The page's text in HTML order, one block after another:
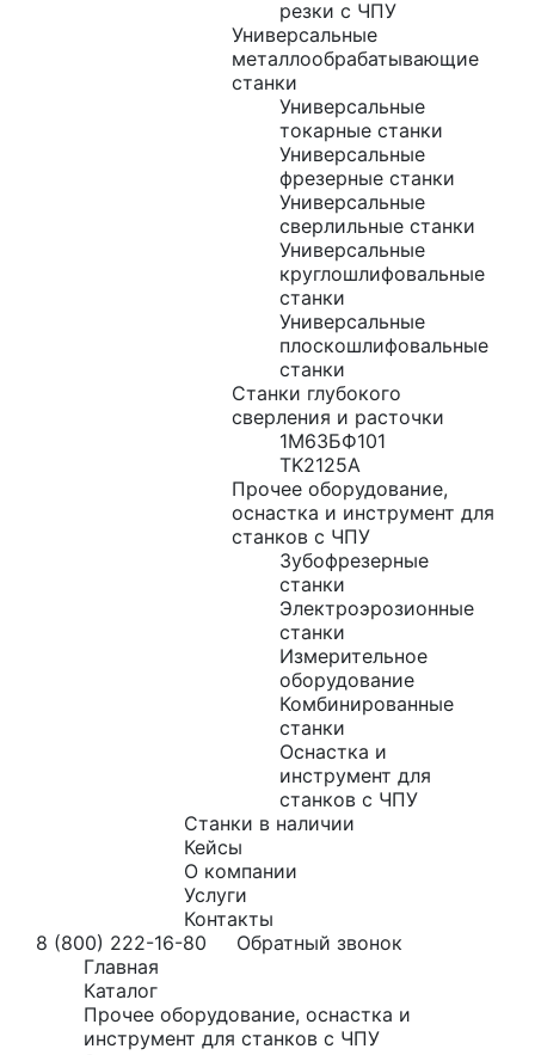
резки с ЧПУ
Универсальные
металлообрабатывающие
станки
Универсальные
токарные станки
Универсальные
фрезерные станки
Универсальные
сверлильные станки
Универсальные
круглошлифовальные
станки
Универсальные
плоскошлифовальные
станки
Станки глубокого
сверления и расточки
1М63БФ101
TK2125A
Прочее оборудование,
оснастка и инструмент для
станков с ЧПУ
Зубофрезерные
станки
Электроэрозионные
станки
Измерительное
оборудование
Комбинированные
станки
Оснастка и
инструмент для
станков с ЧПУ
Станки в наличии
Кейсы
О компании
Услуги
Контакты
8 (800) 222-16-80
Обратный звонок
Главная
Каталог
Прочее оборудование, оснастка и
инструмент для станков с ЧПУ